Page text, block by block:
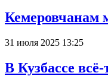
Кемеровчанам
31 июля 2025 13:25
В Кузбассе